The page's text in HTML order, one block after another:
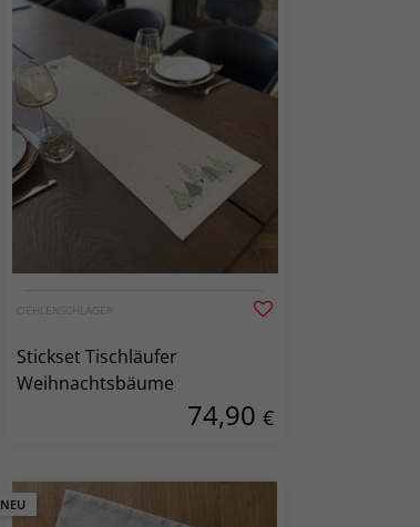
OEHLENSCHLÄGER
Stickset Tischläufer
Weihnachtsbäume
74,90 €
NEU